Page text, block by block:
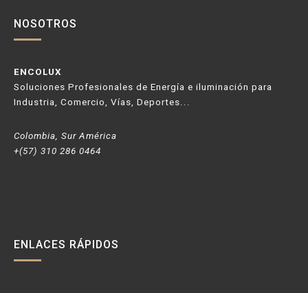
NOSOTROS
ENCOLUX
Soluciones Profesionales de Energía e iluminación para
Industria, Comercio, Vías, Deportes...
Colombia, Sur América
+(57) 310 286 0464
ENLACES RÁPIDOS